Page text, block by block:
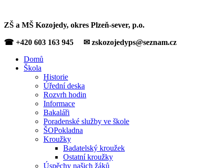
ZŠ a MŠ Kozojedy, okres Plzeň-sever, p.o.
☎ +420 603 163 945 ✉ zskozojedyps@seznam.cz
Domů
Škola
Historie
Úřední deska
Rozvrh hodin
Informace
Bakaláři
Poradenské služby ve škole
ŠOPokladna
Kroužky
Badatelský kroužek
Ostatní kroužky
Úspěchy našich žáků